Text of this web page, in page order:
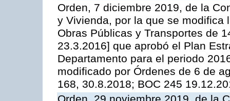
Orden, 7 diciembre 2019, de la
y Vivienda, por la que se modifica
Obras Públicas y Transportes de
23.3.2016] que aprobó el Plan
Departamento para el periodo
modificado por Órdenes de 6 de
168, 30.8.2018; BOC 245